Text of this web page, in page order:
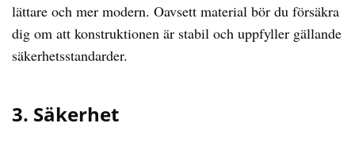
lättare och mer modern. Oavsett material bör du försäkra
dig om att konstruktionen är stabil och uppfyller gällande
säkerhetsstandarder.
3. Säkerhet